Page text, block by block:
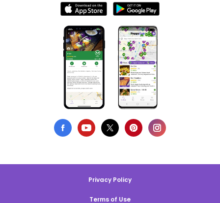
Privacy Policy
Terms of Use